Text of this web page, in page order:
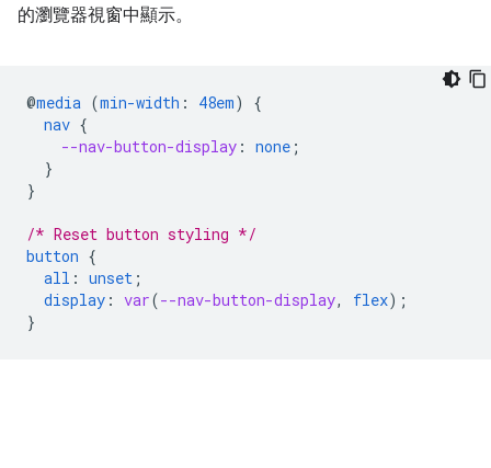
的瀏覽器視窗中顯示。
@media (min-width : 48em)
{
nav {
--nav-button-display : none ;
}
}
/* Reset button styling */
button {
all : unset ;
display : var(--nav-button-display, flex);
}